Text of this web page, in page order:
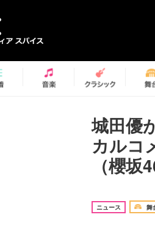
城田優
カルコ
（櫻
ニュース 舞